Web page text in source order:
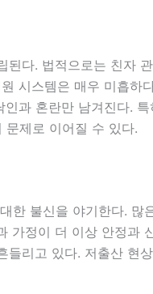
된다. 법적으로는 친자
시스템은 매우 미흡하
과 혼란만 남겨진다. 특
문제로 이어질 수 있다.
한 불신을 야기한다. 많
가정이 더 이상 안정과
들리고 있다. 저출산 현